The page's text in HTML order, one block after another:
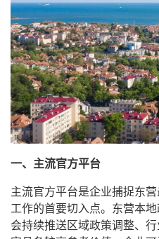
一、主流官方平台
主流官方平台是企业捕捉东
工作的首要切入点。东营本
会持续推送区域政策调整、